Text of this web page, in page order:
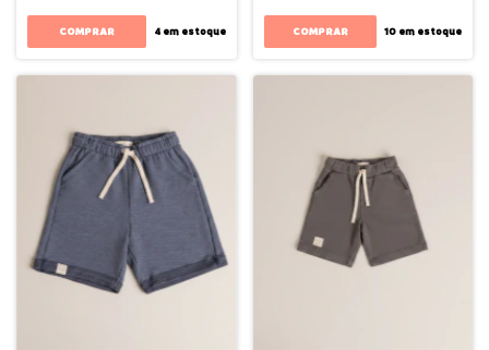
COMPRAR 4em estoque COMPRAR 10 em estoque